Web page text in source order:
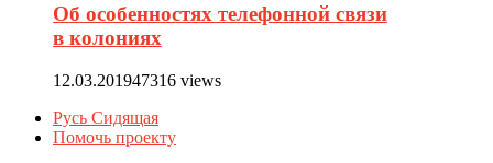
Об особенностях телефонной связи
в колониях
12.03.201947316 views
Русь Сидящая
Помочь проекту